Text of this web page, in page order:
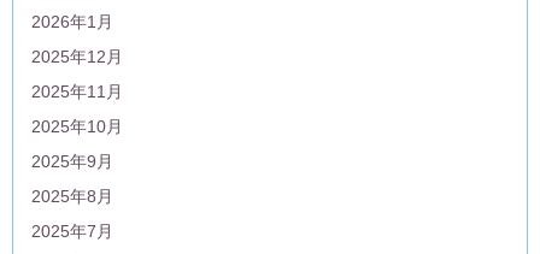
2026年1月
2025年12月
2025年11月
2025年10月
2025年9月
2025年8月
2025年7月